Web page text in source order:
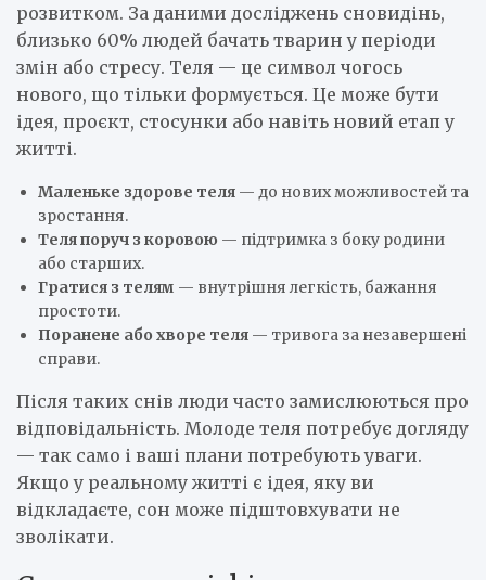
розвитком. За даними досліджень сновидінь,
близько 60% людей бачать тварин у періоди
змін або стресу. Теля — це символ чогось
нового, що тільки формується. Це може бути
ідея, проєкт, стосунки або навіть новий етап у
житті.
Маленьке здорове теля — до нових можливостей та
зростання.
Теля поруч з коровою — підтримка з боку родини
або старших.
Гратися з телям — внутрішня легкість, бажання
простоти.
Поранене або хворе теля — тривога за незавершені
справи.
Після таких снів люди часто замислюються про
відповідальність. Молоде теля потребує догляду
— так само і ваші плани потребують уваги.
Якщо у реальному житті є ідея, яку ви
відкладаєте, сон може підштовхувати не
зволікати.